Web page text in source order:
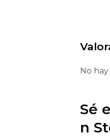
No
Sé
n